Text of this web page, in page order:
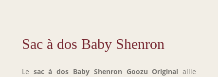
Sac à dos Baby Shenron
Le sac à dos Baby Shenron Goozu Original allie